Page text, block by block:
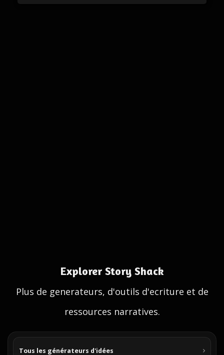
Explorer Story Shack
Plus de generateurs, d'outils d'ecriture et de
ressources narratives.
Tous les générateurs d'idées